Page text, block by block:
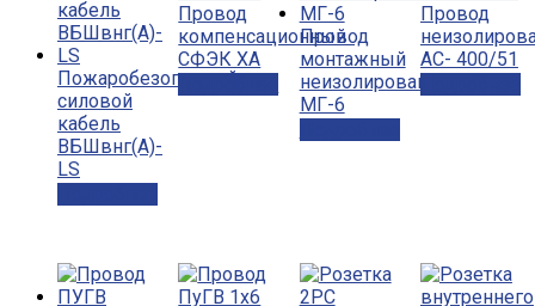
Пожаробезопасный
силовой
кабель
ВБШвнг(А)-
LS
Провод
компенсационный
СФЭК ХА
Провод
монтажный
неизолированный
МГ-6
Провод
АС- 400/51
Подробнее